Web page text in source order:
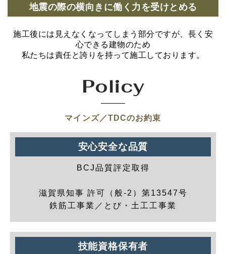
地震の際の横向きに働く力を受けとめる
施工後には見えなくなってしまう部分ですが、長く安
心できる建物のため
私たちは責任と誇りを持って施工しております。
Policy
マインズ／TDCのお約束
安心安全な品質
BCJ品質評定取得
滋賀県知事 許可（般-2）第13547号
鉄筋工事業／とび・土工工事業
技能資格保有者